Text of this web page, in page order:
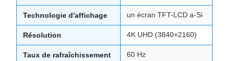
Technologie d'affichage un écran TFT-LCD a-Si
Résolution 4K UHD (3840×2160)
Taux de rafraîchissement 60 Hz